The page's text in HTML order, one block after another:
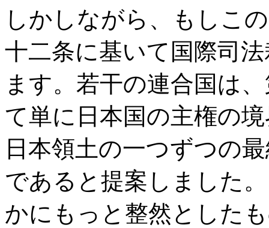
しかしながら、もしこ
十二条に基いて国際司
ます。若干の連合国は
て単に日本国の主権の
日本領土の一つずつの
であると提案しました
かにもっと整然とした